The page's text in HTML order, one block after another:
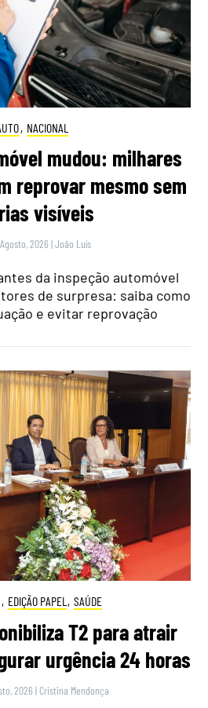
, NACIONAL
mudou: milhares
reprovar mesmo sem
visíveis
2026 |João Luís
da inspeção automóvel
de surpresa: saiba como
e evitar reprovação
, EDIÇÃO PAPEL , SAÚDE
T2 para atrair
urgência 24 horas
2026 | Cristina Mendonça